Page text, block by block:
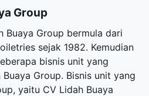
Group
Buaya Group bermula dari
sejak 1982. Kemudian
bisnis unit yang
Group. Bisnis unit yang
yaitu CV Lidah Buaya